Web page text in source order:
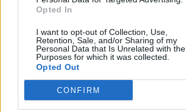
Opted In
I want to opt-out of Collection, Use,
Retention, Sale, and/or Sharing of my
Personal Data that Is Unrelated with the
Purposes for which it was collected.
Opted Out
CONFIRM
Καιρός: “Πορτοκαλί” συναγερμός στην
πολύ υψηλός κίνδυνος πυρκαγιάς!
22:02
Σφοδρή επίθεση κατά Καρυστιανού-
στελέχη: «Συνεχής εσωστρέφεια και
επικοινωνιακά λάθη»